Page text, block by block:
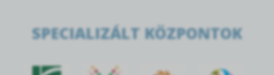
SPECIALIZÁLT KÖZPONTOK